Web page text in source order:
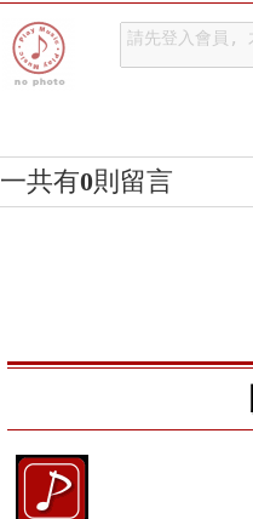
一共有0則留言